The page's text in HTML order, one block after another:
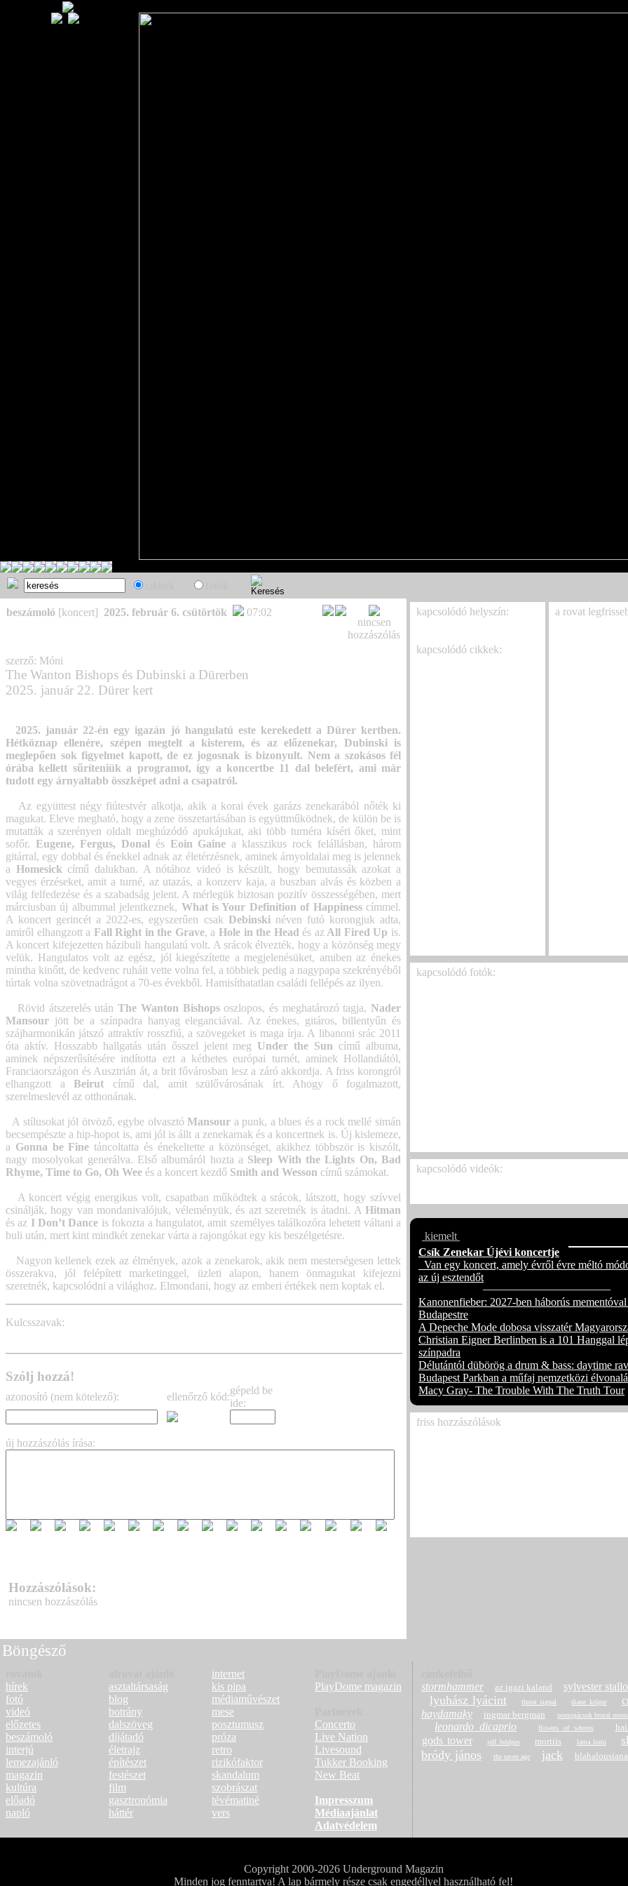
beszámoló [koncert] 2025. február 6. csütörtök
07:02
nincsen
hozzászólás
szerző: Móni
The Wanton Bishops és Dubinski a Dürerben
2025. január 22. Dürer kert
2025. január 22-én egy igazán jó hangulatú este kerekedett a Dürer kertben.
Hétköznap ellenére, szépen megtelt a kisterem, és az előzenekar, Dubinski is
meglepően sok figyelmet kapott, de ez jogosnak is bizonyult. Nem a szokásos fél
órába kellett sűríteniük a programot, így a koncertbe 11 dal belefért, ami már
tudott egy árnyaltabb összképet adni a csapatról.
Az együttest négy fiútestvér alkotja, akik a korai évek garázs zenekarából nőték ki
magukat. Eleve megható, hogy a zene összetartásában is együttműködnek, de külön be is
mutatták a szerényen oldalt meghúzódó apukájukat, aki több turnéra kíséri őket, mint
sofőr. Eugene, Fergus, Donalés Eoin Gaine a klasszikus rock felállásban, három
gitárral, egy dobbal és énekkel adnak az életérzésnek, aminek árnyoldalai meg is jelennek
a Homesick című dalukban. A nótához videó is készült, hogy bemutassák azokat a
vegyes érzéseket, amit a turné, az utazás, a konzerv kaja, a buszban alvás és közben a
világ felfedezése és a szabadság jelent. A mérlegük biztosan pozitív összességében, mert
márciusban új albummal jelentkeznek, What is Your Definition of Happinesscímmel.
A koncert gerincét a 2022-es, egyszerűen csak Debinskinéven futó korongjuk adta,
amiről elhangzott a Fall Right in the Grave, aHole in the Head és azAll Fired Up is.
A koncert kifejezetten házibuli hangulatú volt. A srácok élvezték, hogy a közönség megy
velük. Hangulatos volt az egész, jól kiegészítette a megjelenésüket, amiben az énekes
mintha kinőtt, de kedvenc ruháit vette volna fel, a többiek pedig a nagypapa szekrényéből
túrtak volna szövetnadrágot a 70-es évekből. Hamisíthatatlan családi fellépés az ilyen.
Rövid átszerelés utánThe Wanton Bishopsoszlopos, és meghatározó tagja,Nader
Mansour jött be a színpadra hanyag eleganciával. Az énekes, gitáros, billentyűn és
szájharmonikán játszó attraktív rosszfiú, a szövegeket is maga írja. A libanoni srác 2011
óta aktív. Hosszabb hallgatás után ősszel jelent meg Under the Sun című albuma,
aminek népszerűsítésére indította ezt a kéthetes európai turnét, aminek Hollandiától,
Franciaországon és Ausztrián át, a brit fővárosban lesz a záró akkordja. A friss korongról
elhangzott a Beirut című dal, amit szülővárosának írt. Ahogy ő fogalmazott,
szerelmeslevél az otthonának.
A stílusokat jól ötvöző, egybe olvasztóMansour a punk, a blues és a rock mellé simán
becsempészte a hip-hopot is, ami jól is állt a zenekarnak és a koncertnek is. Új kislemeze,
a Gonna be Fine táncoltatta és énekeltette a közönséget, akikhez többször is kiszólt,
nagy mosolyokat generálva. Első albumáról hozta a Sleep With the Lights On, Bad
Rhyme, Time to Go, Oh Wee és a koncert kezdő Smith and Wesson című számokat.
A koncert végig energikus volt, csapatban működtek a srácok, látszott, hogy szívvel
csinálják, hogy van mondanivalójuk, véleményük, és azt szeretnék is átadni. A Hitman
és az I Don’t Dance is fokozta a hangulatot, amit személyes találkozóra lehetett váltani a
buli után, mert kint mindkét zenekar várta a rajongókat egy kis beszélgetésre.
Nagyon kellenek ezek az élmények, azok a zenekarok, akik nem mesterségesen lettek
összerakva, jól felépített marketinggel, üzleti alapon, hanem önmagukat kifejezni
szeretnék, kapcsolódni a világhoz. Elmondani, hogy az emberi értékek nem koptak el.
Kulcsszavak:
Szólj hozzá!
azonosító (nem kötelező): ellenőrző kód:
gépeld be
ide:
új hozzászólás írása:
Hozzászólások:
nincsen hozzászólás
kapcsolódó helyszín:
kapcsolódó cikkek:
a rovat
kapcsolódó fotók:
kapcsolódó videók:
kiemelt
Csík Zenekar Újévi koncertje
Van egy koncert, amely évről évre méltó
az új esztendőt
Kanonenfieber: 2027-ben háborús
Budapestre
A Depeche Mode dobosa visszatér
Christian Eigner Berlinben is a 101 Hanggal
színpadra
Délutántól dübörög a drum & bass: daytime
Budapest Parkban a műfaj nemzetközi
Macy Gray- The Trouble With The Truth Tour
friss hozzászólások
Böngésző
hírek
fotó
videó
előzetes
beszámoló
interjú
lemezajánló
magazin
kultúra
előadó
napló
asztaltársaság
blog
botrány
dalszöveg
díjátadó
életrajz
építészet
festészet
film
gasztronómia
háttér
internet
kis pipa
médiaművészet
mese
posztumusz
próza
retro
rizikófaktor
skandalum
szobrászat
tévématiné
vers
PlayDome magazin
Concerto
Live Nation
Livesound
Tukker Booking
New Beat
Impresszum
Médiaajánlat
Adatvédelem
stormhammer
az igazi kaland sylvester
lyuhász lyácint threat signal diane krüger
haydamaky
ingmar bergman pomogácsok brutal
leonardo dicaprio flowers of whores
gods tower jeff bridges mortiis lama lumi
bródy jános
the raven age jack blahalousiana
Copyright 2000-2026 Underground Magazin
Minden jog fenntartva! A lap bármely része csak engedéllyel használható fel!